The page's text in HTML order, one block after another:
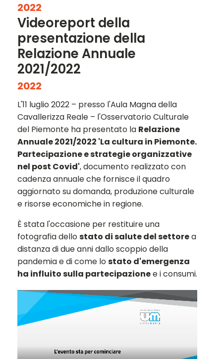
2022
Videoreport della
presentazione della
Relazione Annuale
2021/2022
2022
L'11 luglio 2022 – presso l'Aula Magna della
Cavallerizza Reale – l'Osservatorio Culturale
del Piemonte ha presentato la Relazione
Annuale 2021/2022 'La cultura in Piemonte.
Partecipazione e strategie organizzative
nel post Covid', documento realizzato con
cadenza annuale che fornisce il quadro
aggiornato su domanda, produzione culturale
e risorse economiche in regione.
È stata l'occasione per restituire una
fotografia dellostato di salute del settorea
distanza di due anni dallo scoppio della
pandemia e di come lostato d'emergenza
ha influito sulla partecipazionee i consumi.